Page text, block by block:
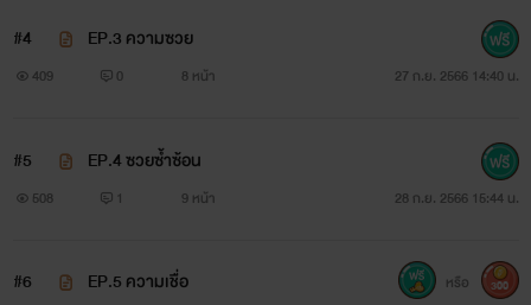
#4 EP.3 ความซวย
409 0 8 หน้า 27 ก.ย. 2566 14:40 น.
#5 EP.4 ซวยซ้ำซ้อน
508 1 9 หน้า 28 ก.ย. 2566 15:44 น.
#6 EP.5 ความเชื่อ หรือ 300